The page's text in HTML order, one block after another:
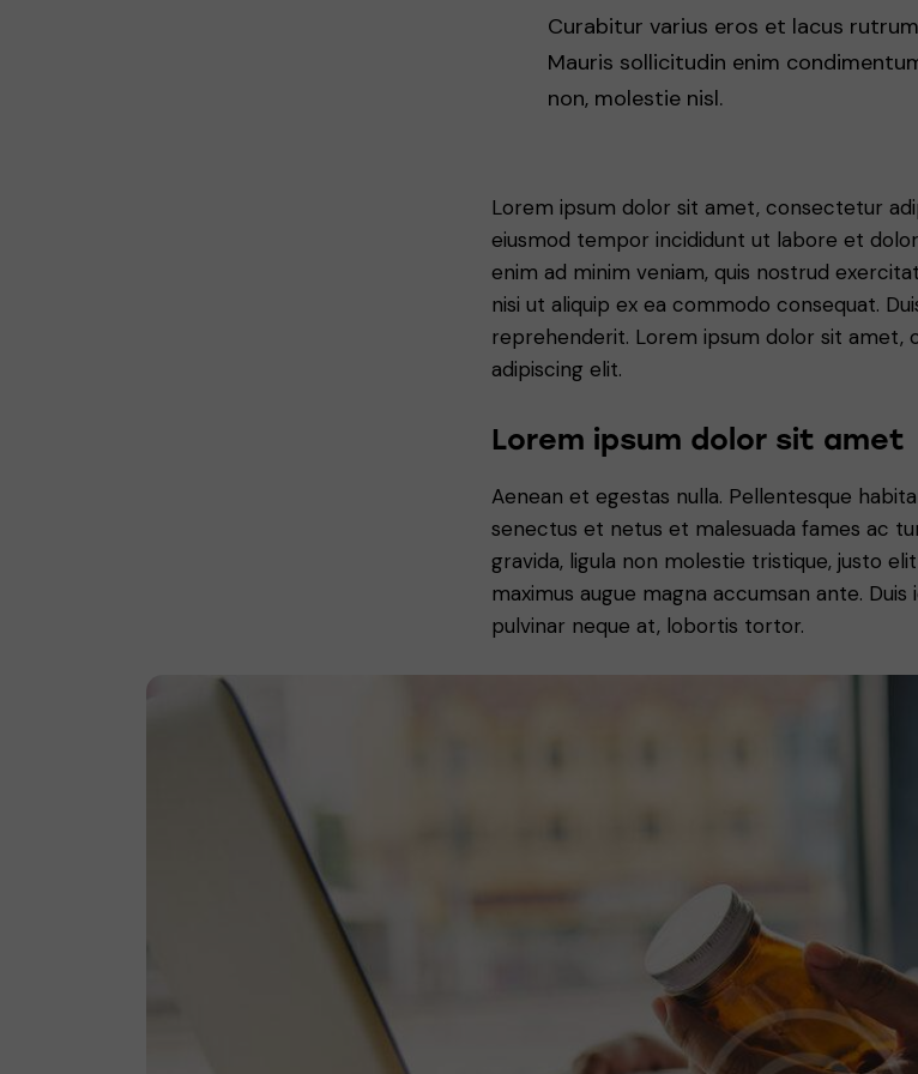
Curabitur varius eros et lacus
Mauris sollicitudin enim
non, molestie nisl.
Lorem ipsum dolor sit amet, consectetur
eiusmod tempor incididunt ut labore et
enim ad minim veniam, quis nostrud
nisi ut aliquip ex ea commodo consequat.
reprehenderit. Lorem ipsum dolor sit amet,
adipiscing elit.
Lorem ipsum dolor sit amet
Aenean et egestas nulla. Pellentesque
senectus et netus et malesuada fames ac
gravida, ligula non molestie tristique, justo
maximus augue magna accumsan ante. Duis
pulvinar neque at, lobortis tortor.